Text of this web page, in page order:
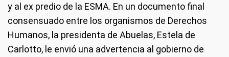
y al ex predio de la ESMA. En un documento final
consensuado entre los organismos de Derechos
Humanos, la presidenta de Abuelas, Estela de
Carlotto, le envió una advertencia al gobierno de